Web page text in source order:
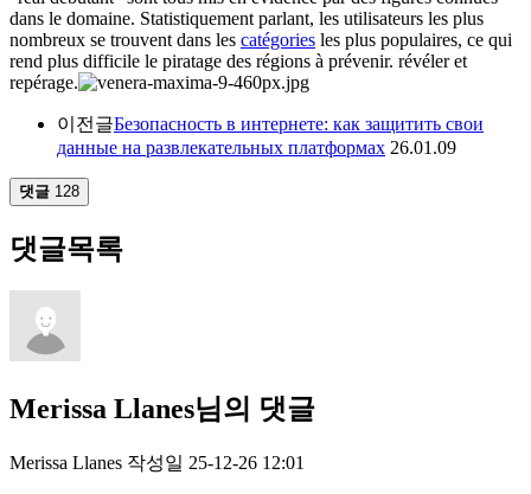
dans le domaine. Statistiquement parlant, les utilisateurs les plus
nombreux se trouvent dans les catégories les plus populaires, ce qui
rend plus difficile le piratage des régions à prévenir. révéler et
repérage.
이전글Безопасность в интернете: как защитить свои
данные на развлекательных платформах 26.01.09
댓글 128
댓글목록
Merissa Llanes님의 댓글
Merissa Llanes 작성일 25-12-26 12:01